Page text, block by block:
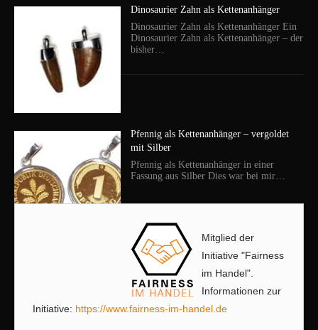
Dinosaurier Zahn als Kettenanhänger
Dinosaurier Zahn als Kettenanhänger Ein
Dinosaurier Zahn als Kettenanhänger – der
bisher…
Pfennig als Kettenanhänger – vergoldet
mit Silber
Pfennig als Kettenanhänger in einer
Fassung aus Silber Dies war bei mir…
Mitglied der
Initiative "Fairness
im Handel".
Informationen zur
Initiative: https://www.fairness-im-handel.de